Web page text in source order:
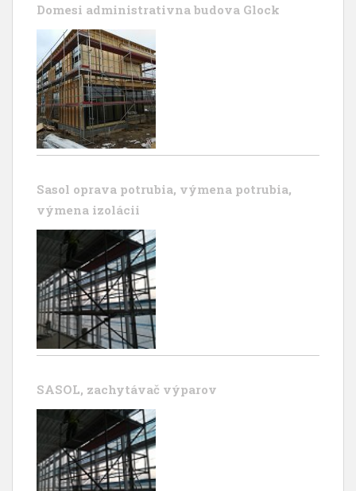
Domesi administrativna budova Glock
Sasol oprava potrubia, výmena potrubia,
výmena izolácii
SASOL, zachytávač výparov